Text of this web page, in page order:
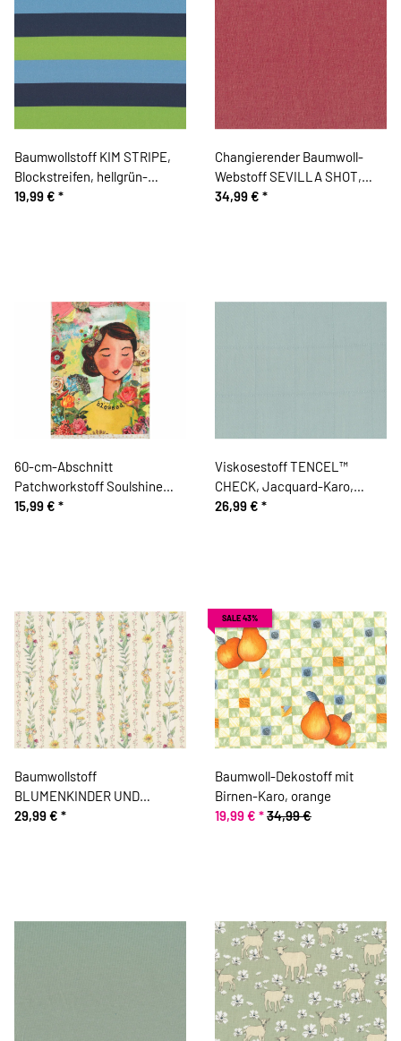
Baumwollstoff KIM STRIPE,
Blockstreifen, hellgrün-
dunkelblau
19,99 € *
Changierender Baumwoll-
Webstoff SEVILLA SHOT,
helles kupferrot
34,99 € *
60-cm-Abschnitt
Patchworkstoff Soulshine
and Daydreams, Bilder-
15,99 € *
Viskosestoff TENCEL™
CHECK, Jacquard-Karo,
mintgrün, Fibre Mood
26,99 € *
Baumwollstoff
BLUMENKINDER UND
RANKEN, grün-gelb, Carola
29,99 € *
SALE 43%
Baumwoll-Dekostoff mit
Birnen-Karo, orange
19,99 € *34,99 €